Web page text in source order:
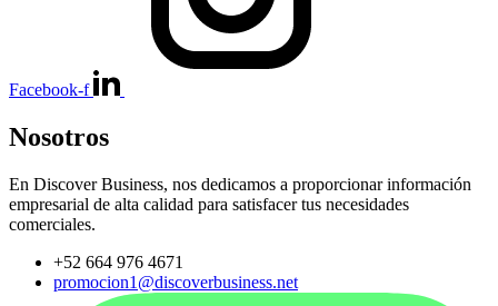
Facebook-f
Nosotros
En Discover Business, nos dedicamos a proporcionar información
empresarial de alta calidad para satisfacer tus necesidades
comerciales.
+52 664 976 4671
promocion1@discoverbusiness.net